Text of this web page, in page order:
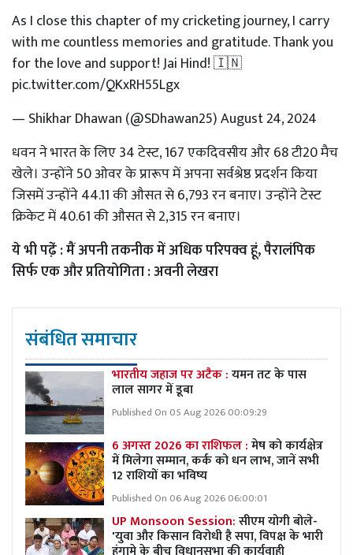
As I close this chapter of my cricketing journey, I carry
with me countless memories and gratitude. Thank you
for the love and support! Jai Hind! 🇮🇳
pic.twitter.com/QKxRH55Lgx
— Shikhar Dhawan (@SDhawan25)August 24, 2024
धवन ने भारत के लिए 34 टेस्ट, 167 एकदिवसीय और 68 टी20 मैच
खेले। उन्होंने 50 ओवर के प्रारूप में अपना सर्वश्रेष्ठ प्रदर्शन किया
जिसमें उन्होंने 44.11 की औसत से 6,793 रन बनाए। उन्होंने टेस्ट
क्रिकेट में 40.61 की औसत से 2,315 रन बनाए।
ये भी पढे़ं :मैं अपनी तकनीक में अधिक परिपक्व हूं, पैरालंपिक
सिर्फ एक और प्रतियोगिता : अवनी लेखरा
संबंधित समाचार
भारतीय जहाज पर अटैक :यमन तट के पास
लाल सागर में डूबा
Published On 05 Aug 2026 00:09:29
6 अगस्त 2026 का राशिफल :मेष को कार्यक्षेत्र
में मिलेगा सम्मान, कर्क को धन लाभ, जानें सभी
12 राशियों का भविष्य
Published On 06 Aug 2026 06:00:01
UP Monsoon Session:सीएम योगी बोले-
'युवा और किसान विरोधी है सपा, विपक्ष के भारी